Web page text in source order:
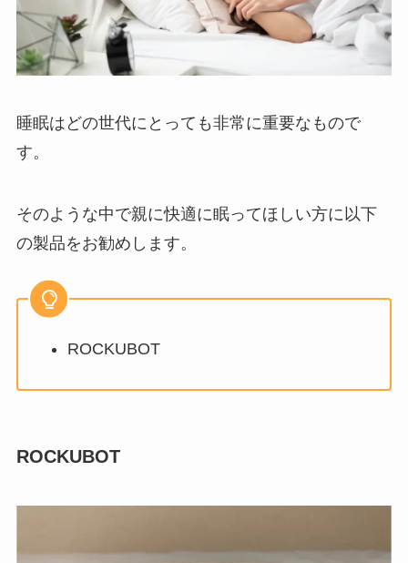
睡眠はどの世代にとっても非常に重要なもので
す。
そのような中で親に快適に眠ってほしい方に以下
の製品をお勧めします。
ROCKUBOT
ROCKUBOT